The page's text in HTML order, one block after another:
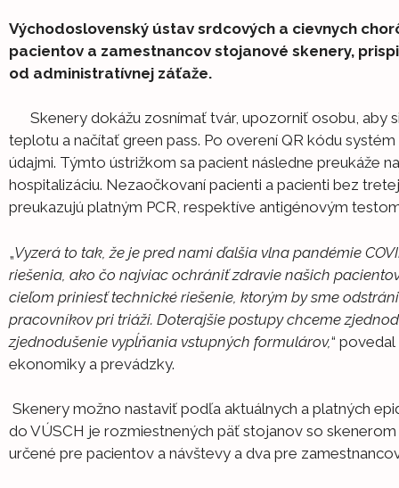
Východoslovenský ústav srdcových a cievnych
pacientov a zamestnancov stojanové skenery,
od administratívnej záťaže.
Skenery dokážu zosnímať tvár, upozorniť osobu, aby
teplotu a načítať green pass. Po overení QR kódu
údajmi. Týmto ústrižkom sa pacient následne preukáže
hospitalizáciu. Nezaočkovaní pacienti a pacienti bez
preukazujú platným PCR, respektíve antigénovým
„Vyzerá to tak, že je pred nami ďalšia vlna pandémie
riešenia, ako čo najviac ochrániť zdravie našich
cieľom priniesť technické riešenie, ktorým by sme
pracovníkov pri triáži. Doterajšie postupy chceme
zjednodušenie vypĺňania vstupných formulárov,“
ekonomiky a prevádzky.
Skenery možno nastaviť podľa aktuálnych a platných
do VÚSCH je rozmiestnených päť stojanov so
určené pre pacientov a návštevy a dva pre